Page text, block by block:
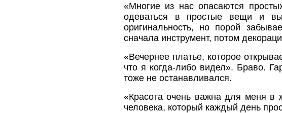
«Многие из нас опасаются
одеваться в простые вещи и
оригинальность, но порой
сначала инструмент, потом
«Вечернее платье, которое
что я когда-либо видел». Браво.
тоже не останавливался.
«Красота очень важна для меня в
человека, который каждый день